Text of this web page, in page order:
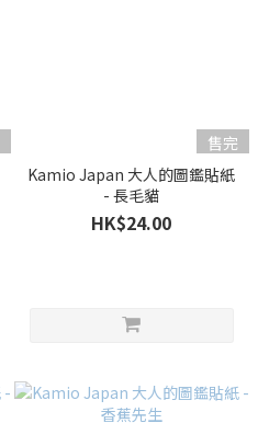
售完
Kamio Japan 大人的圖鑑貼紙
- 長毛貓
HK$24.00